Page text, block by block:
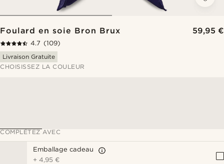
Foulard en soie Bron Brux 59,95 €
4.7 (109)
Livraison Gratuite
CHOISISSEZ LA COULEUR
COMPLÉTEZ AVEC
Emballage cadeau
+4,95 €